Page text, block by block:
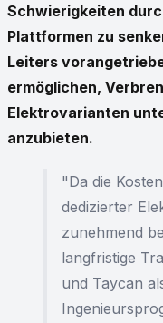
Schwierigkeiten
Plattformen zu
Leiters
ermöglichen,
Elektrovarianten
anzubieten.
"Da die
dedizierter
zunehmend
langfristige
und Taycan